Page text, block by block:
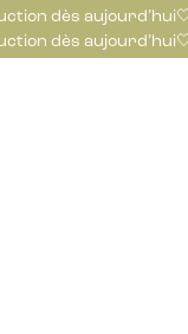
dès
dès